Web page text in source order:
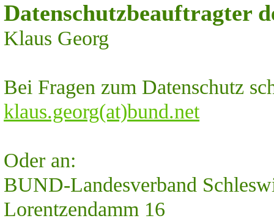
Datenschutzbeauftragter
Klaus Georg
Bei Fragen zum Datenschutz
klaus.georg(at)bund.net
Oder an:
BUND-Landesverband
Lorentzendamm 16